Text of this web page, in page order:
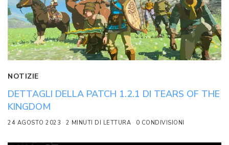
NOTIZIE
DETTAGLI DELLA PATCH 1.2.1 DI TEARS OF THE
KINGDOM
24 AGOSTO 2023 2 MINUTI DI LETTURA 0 CONDIVISIONI